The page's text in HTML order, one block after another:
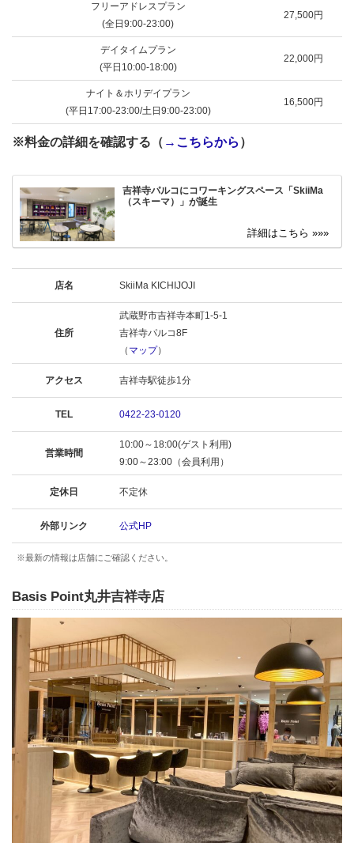
フリーアドレスプラン
(全日9:00-23:00)
27,500円
デイタイムプラン
(平日10:00-18:00)
22,000円
ナイト＆ホリデイプラン
(平日17:00-23:00/土日9:00-23:00)
16,500円
※料金の詳細を確認する（ →こちらから ）
吉祥寺パルコにコワーキングスペース「SkiiMa
（スキーマ）」が誕生
店名 SkiiMa KICHIJOJI
住所
武蔵野市吉祥寺本町1-5-1
吉祥寺パルコ8F
（ マップ）
アクセス 吉祥寺駅徒歩1分
TEL 0422-23-0120
営業時間
10:00～18:00(ゲスト利用)
9:00～23:00（会員利用）
定休日 不定休
外部リンク 公式HP
※最新の情報は店舗にご確認ください。
Basis Point丸井吉祥寺店